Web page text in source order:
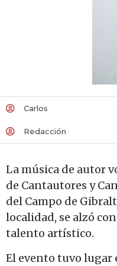
Carlos
Redacción
La música de autor
de Cantautores y
del Campo de
localidad, se alzó
talento artístico.
El evento tuvo lugar